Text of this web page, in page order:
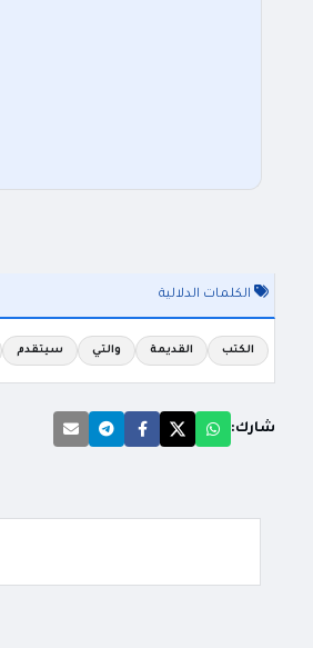
الكلمات الدلالية
الكتب القديمة والتي سيتقدم
شارك: